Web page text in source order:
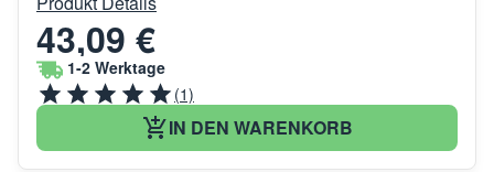
43,09 €
1-2 Werktage
(1)
IN DEN WARENKORB